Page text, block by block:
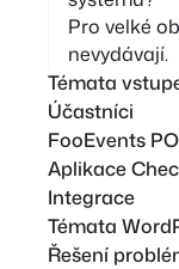
Pro velké
nevydávají.
Témata
Účastníci
FooEvents
Aplikace
Integrace
Témata
Řešení